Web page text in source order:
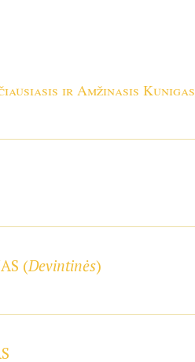
ir Amžinasis Kunigas
(Devintinės)